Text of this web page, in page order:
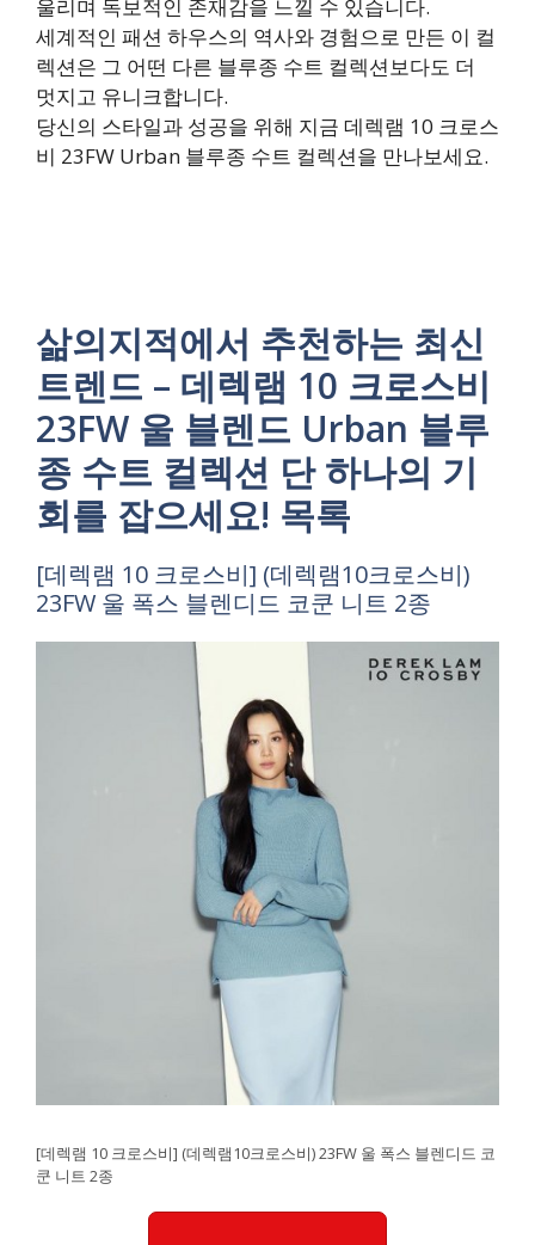
울리며 독보적인 존재감을 느낄 수 있습니다.
세계적인 패션 하우스의 역사와 경험으로 만든 이 컬
렉션은 그 어떤 다른 블루종 수트 컬렉션보다도 더
멋지고 유니크합니다.
당신의 스타일과 성공을 위해 지금 데렉램 10 크로스
비 23FW Urban 블루종 수트 컬렉션을 만나보세요.
삶의지적에서 추천하는 최신
트렌드 – 데렉램 10 크로스비
23FW 울 블렌드 Urban 블루
종 수트 컬렉션 단 하나의 기
회를 잡으세요! 목록
[데렉램 10 크로스비] (데렉램10크로스비)
23FW 울 폭스 블렌디드 코쿤 니트 2종
[데렉램 10 크로스비] (데렉램10크로스비) 23FW 울 폭스 블렌디드 코
쿤 니트 2종